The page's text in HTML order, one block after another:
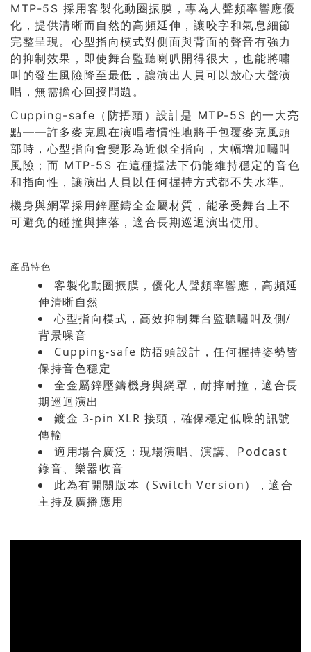
MTP-5S 採用客製化動圈振膜，專為人聲頻率響應優
化，提供清晰而自然的高頻延伸，讓咬字和氣息細節
完整呈現。心型指向模式對側面與背面的聲音有強力
的抑制效果，即使舞台監聽喇叭開得很大，也能將嘯
叫的發生風險降至最低，讓演出人員可以放心大聲演
唱，無需擔心回授問題。
Cupping-safe（防捂頭）設計是 MTP-5S 的一大亮
點——許多麥克風在演唱者慣性地將手包覆麥克風頭
部時，心型指向會變形為近似全指向，大幅增加嘯叫
風險；而 MTP-5S 在這種握法下仍能維持穩定的音色
和指向性，讓演出人員以任何握持方式都不失水準。
機身與網罩採用鋅壓鑄全金屬材質，能承受舞台上不
可避免的碰撞與摔落，適合長期巡迴演出使用。
產品特色
客製化動圈振膜，優化人聲頻率響應，高頻延
伸清晰自然
心型指向模式，高效抑制舞台監聽嘯叫及側/
背景噪音
Cupping-safe 防捂頭設計，任何握持姿勢皆
保持音色穩定
全金屬鋅壓鑄機身與網罩，耐摔耐撞，適合長
期巡迴演出
鍍金 3-pin XLR 接頭，確保穩定低噪的訊號
傳輸
適用場合廣泛：現場演唱、演講、Podcast
錄音、樂器收音
此為有開關版本（Switch Version），適合
主持及廣播應用